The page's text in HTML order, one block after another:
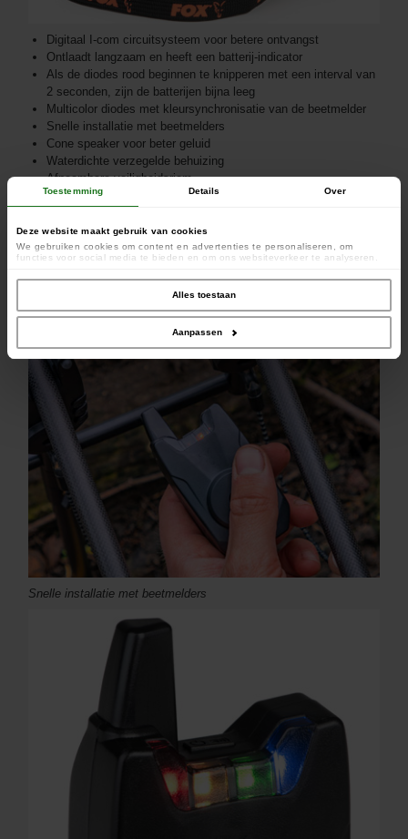
Toestemming Details Over
Deze website maakt gebruik van cookies
We gebruiken cookies om content en advertenties te personaliseren, om
functies voor social media te bieden en om ons websiteverkeer te analyseren.
social media, adverteren en analyse. Deze partners kunnen deze gegevens
combineren met andere informatie die u aan ze heeft verstrekt of die ze hebben
verzameld op basis van uw gebruik van hun services.
Alles toestaan
Aanpassen
Digitaal I-com circuitsysteem voor betere ontvangst
Ontlaadt langzaam en heeft een batterij-indicator
Als de diodes rood beginnen te knipperen met een interval van
2 seconden, zijn de batterijen bijna leeg
Multicolor diodes met kleursynchronisatie van de beetmelder
Snelle installatie met beetmelders
Cone speaker voor beter geluid
Waterdichte verzegelde behuizing
Afneembare veiligheidsriem
Snelle installatie met beetmelders